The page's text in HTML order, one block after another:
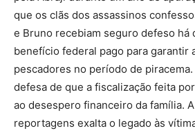
que os clãs dos assassinos
e Bruno recebiam seguro defeso há
benefício federal pago para garantir
pescadores no período de
defesa de que a fiscalização feita
ao desespero financeiro da família.
reportagens exalta o legado às